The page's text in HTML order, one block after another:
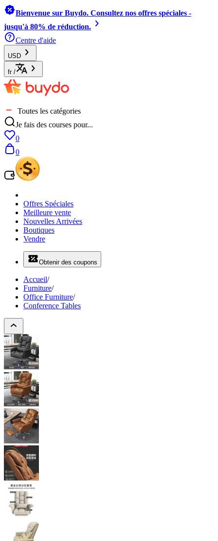
Bienvenue sur Buydo. Consultez nos offres spéciales -
jusqu'à 80% de réduction.
Centre d'aide
USD
fr /
Toutes les catégories
Je fais des courses pour...
0
0
Offres Spéciales
Meilleure vente
Nouvelles Arrivées
Boutiques
Vendre
Obtenir des coupons
Accueil/
Furniture/
Office Furniture/
Conference Tables